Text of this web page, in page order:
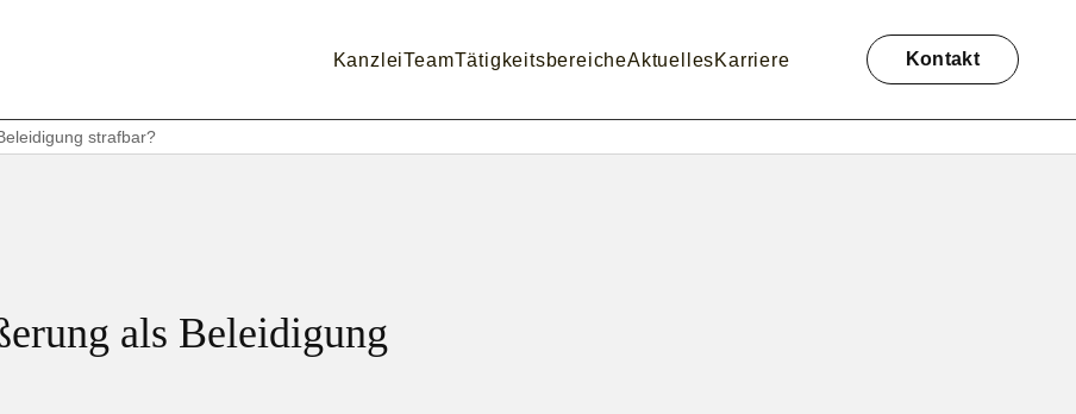
überspringen
KanzleiTeamTätigkeitsbereicheAktuellesKarriere Kontakt
strafbar?
als Beleidigung